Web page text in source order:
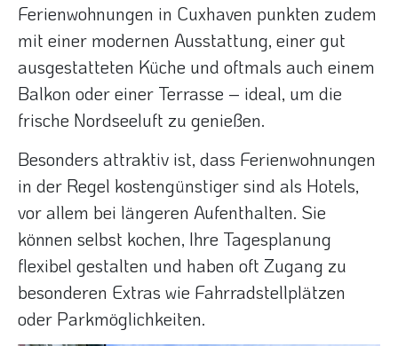
Ferienwohnungen in Cuxhaven punkten zudem
mit einer modernen Ausstattung, einer gut
ausgestatteten Küche und oftmals auch einem
Balkon oder einer Terrasse – ideal, um die
frische Nordseeluft zu genießen.
Besonders attraktiv ist, dass Ferienwohnungen
in der Regel kostengünstiger sind als Hotels,
vor allem bei längeren Aufenthalten. Sie
können selbst kochen, Ihre Tagesplanung
flexibel gestalten und haben oft Zugang zu
besonderen Extras wie Fahrradstellplätzen
oder Parkmöglichkeiten.